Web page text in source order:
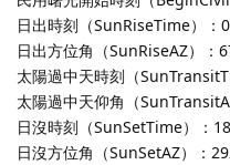
日出時刻（SunRiseTime）：
日出方位角（SunRiseAZ）：
太陽過中天時刻（
太陽過中天仰角（
日沒時刻（SunSetTime）：
日沒方位角（SunSetAZ）：